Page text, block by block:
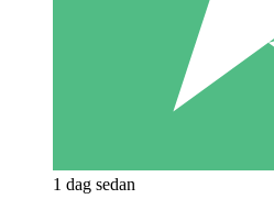
1 dag sedan